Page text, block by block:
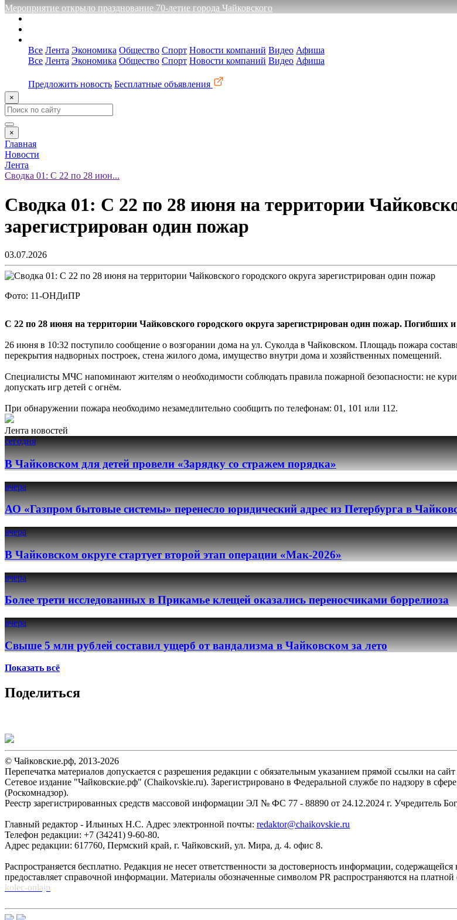
Мероприятие открыло празднование 70-летие города Чайковского
Все Лента Экономика Общество Спорт Новости компаний Видео Афиша
Все Лента Экономика Общество Спорт Новости компаний Видео Афиша
Предложить новость Бесплатные объявления
×
×
Главная
Новости
Лента
Сводка 01: С 22 по 28 июн...
Сводка 01: С 22 по 28 июня на территории
зарегистрирован один пожар
03.07.2026
Фото: 11-ОНДиПР
С 22 по 28 июня на территории Чайковского городского округа зарегистрирован один пожар.
26 июня в 10:32 поступило сообщение о возгорании дома на ул. Суколда в Чайковском. Площадь пожара
перекрытия надворных построек, стена жилого дома, имущество внутри дома и хозяйственных помещений.
Специалисты МЧС напоминают жителям о необходимости соблюдать правила пожарной безопасности: не
допускать игр детей с огнём.
При обнаружении пожара необходимо незамедлительно сообщить по телефонам: 01, 101 или 112.
Лента новостей
сегодня
В Чайковском для детей провели «Зарядку со стражем порядка»
вчера
АО «Газпром бытовые системы» перенесло юридический адрес из Петербурга в
вчера
В Чайковском округе стартует второй этап операции «Мак-2026»
вчера
Более трети исследованных в Прикамье клещей оказались переносчиками боррелиоза
вчера
Свыше 5 млн рублей составил ущерб от вандализма в Чайковском за лето
Показать всё
Поделиться
© Чайковские.рф, 2013-2026
Перепечатка материалов допускается с разрешения редакции с обязательным указанием прямой ссылки на
Сетевое издание "Чайковские.рф" (Chaikovskie.ru). Зарегистрировано в Федеральной службе по надзору в
(Роскомнадзор).
Реестр зарегистрированных средств массовой информации ЭЛ № ФС 77 - 88890 от 24.12.2024 г. Учредитель
Главный редактор - Ильиных Н.С. Адрес электронной почты: redaktor@chaikovskie.ru
Телефон редакции: +7 (34241) 9-60-80.
Адрес редакции: 617760, Пермский край, г. Чайковский, ул. Мира, д. 4. офис 8.
Распространяется бесплатно. Редакция не несет ответственности за достоверность информации,
предоставляет справочной информации. Материалы обозначенные символом PR распространяются на платной
kolec-onlajn